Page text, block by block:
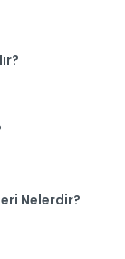
Nelerdir?